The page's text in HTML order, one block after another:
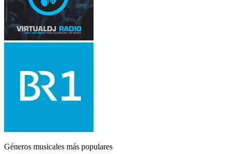
Géneros musicales más populares